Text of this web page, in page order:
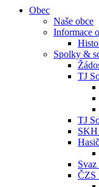
Obec
Naše obce
Informace
Spolky &
TJ
TJ
SKH
Svaz
ČZS